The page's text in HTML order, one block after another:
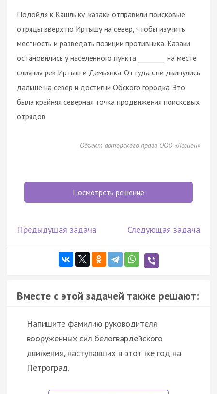
Подойдя к Кашлыку, казаки отправили поисковые
отряды вверх по Иртышу на север, чтобы изучить
местность и разведать позиции противника. Казаки
остановились у населенного пункта ________ на месте
слияния рек Иртыш и Демьянка. Оттуда они двинулись
дальше на север и достигни Обского городка. Это
была крайняя северная точка продвижения поисковых
отрядов.
Объект авторского права ООО «Легион»
Посмотреть решение
Предыдущая задача Следующая задача
Вместе с этой задачей также решают:
Напишите фамилию руководителя
вооружённых сил белогвардейского
движения, наступавших в этот же год на
Петроград.